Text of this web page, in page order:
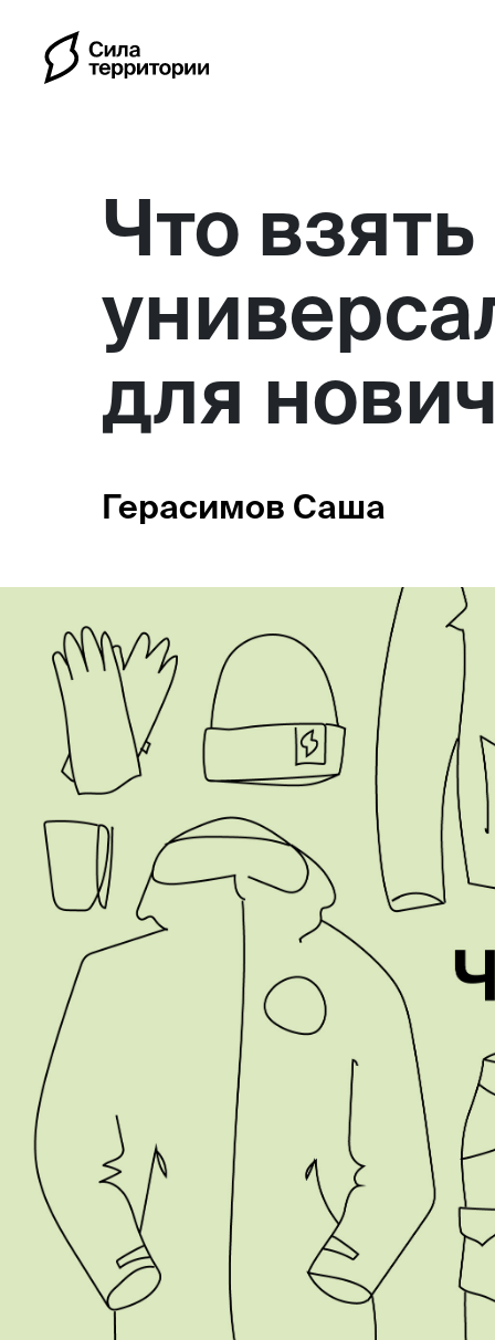
Календарь
Индивидуальные
Россия
Мир
Команда
Дневник
Магазин
Контакты
Галерея ОтзывыFAQ
Что
для
Герасимов Саша